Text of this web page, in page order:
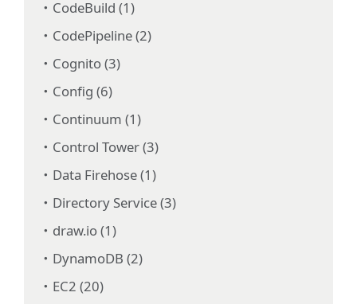
CodeBuild (1)
CodePipeline (2)
Cognito (3)
Config (6)
Continuum (1)
Control Tower (3)
Data Firehose (1)
Directory Service (3)
draw.io (1)
DynamoDB (2)
EC2 (20)